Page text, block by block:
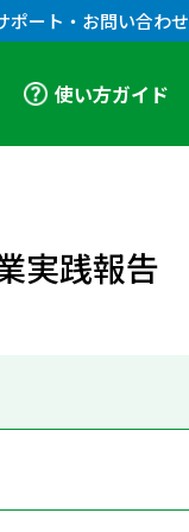
ポート・お問い合わせ
使い方ガイド
実践報告